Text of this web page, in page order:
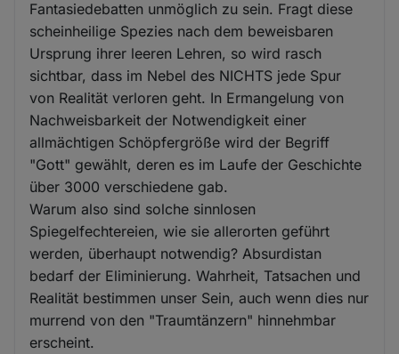
Fantasiedebatten unmöglich zu sein. Fragt diese
scheinheilige Spezies nach dem beweisbaren
Ursprung ihrer leeren Lehren, so wird rasch
sichtbar, dass im Nebel des NICHTS jede Spur
von Realität verloren geht. In Ermangelung von
Nachweisbarkeit der Notwendigkeit einer
allmächtigen Schöpfergröße wird der Begriff
"Gott" gewählt, deren es im Laufe der Geschichte
über 3000 verschiedene gab.
Warum also sind solche sinnlosen
Spiegelfechtereien, wie sie allerorten geführt
werden, überhaupt notwendig? Absurdistan
bedarf der Eliminierung. Wahrheit, Tatsachen und
Realität bestimmen unser Sein, auch wenn dies nur
murrend von den "Traumtänzern" hinnehmbar
erscheint.